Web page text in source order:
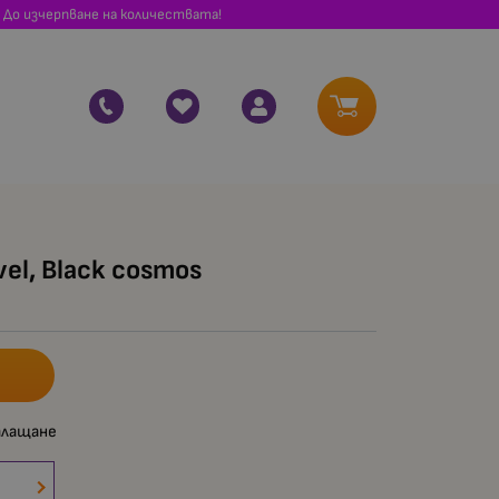
изчерпване на количествата!
Black cosmos